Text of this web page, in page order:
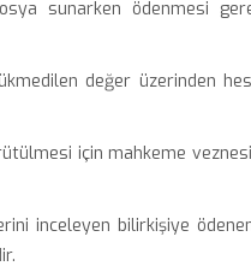
sunarken ödenmesi
değer üzerinden
için mahkeme
inceleyen bilirkişiye